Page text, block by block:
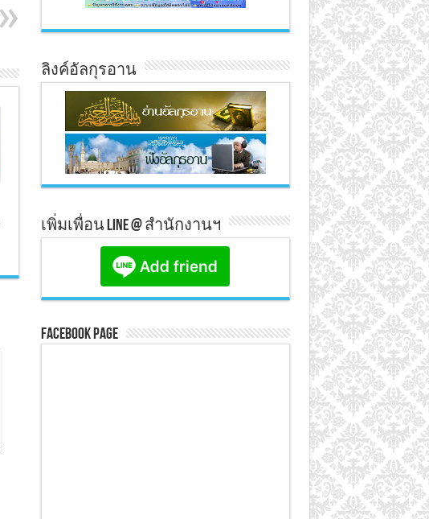
ลิงค์อัลกุรอาน
เพิ่มเพื่อน line @ สำนักงานฯ
Facebook Page